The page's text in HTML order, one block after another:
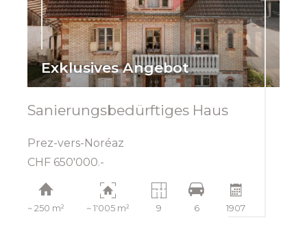
Exklusives Angebot
Sanierungsbedürftiges Haus
Prez-vers-Noréaz
CHF 650'000.-
~ 250 m² ~ 1'005 m² 9 6 1907